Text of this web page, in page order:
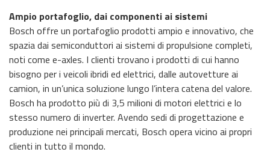
Ampio portafoglio, dai componenti ai sistemi
Bosch offre un portafoglio prodotti ampio e innovativo, che
spazia dai semiconduttori ai sistemi di propulsione completi,
noti come e-axles. I clienti trovano i prodotti di cui hanno
bisogno per i veicoli ibridi ed elettrici, dalle autovetture ai
camion, in un’unica soluzione lungo l’intera catena del valore.
Bosch ha prodotto più di 3,5 milioni di motori elettrici e lo
stesso numero di inverter. Avendo sedi di progettazione e
produzione nei principali mercati, Bosch opera vicino ai propri
clienti in tutto il mondo.